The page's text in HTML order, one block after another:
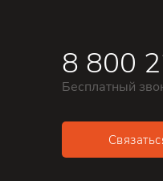
8 800
Бесплатный